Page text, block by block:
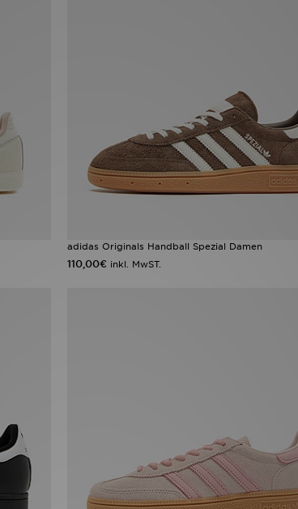
adidas Originals Handball Spezial Damen
110,00€ inkl. MwST.